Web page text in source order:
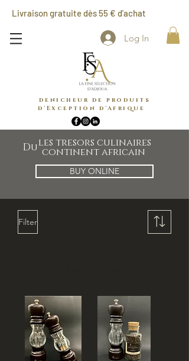
Livraison gratuite dès 55 € d'achat
Log In
denicheur de produits
d'Exception d'Afrique
Dules tresors culinaires
continent africain
BUY ONLINE
Filter